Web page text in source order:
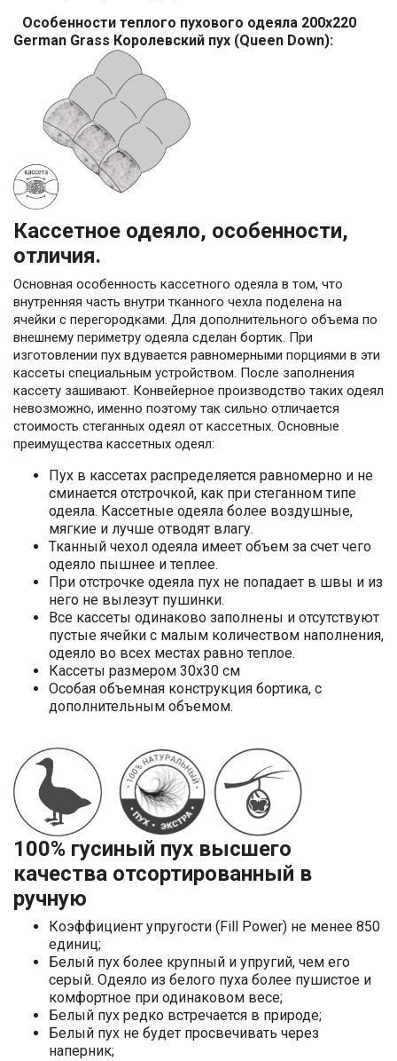
Особенности теплого пухового одеяла 200x220
German Grass Королевский пух (Queen Down):
Кассетное одеяло, особенности,
отличия.
Основная особенность кассетного одеяла в том, что
внутренняя часть внутри тканного чехла поделена на
ячейки с перегородками. Для дополнительного объема по
внешнему периметру одеяла сделан бортик. При
изготовлении пух вдувается равномерными порциями в эти
кассеты специальным устройством. После заполнения
кассету зашивают. Конвейерное производство таких одеял
невозможно, именно поэтому так сильно отличается
стоимость стеганных одеял от кассетных. Основные
преимущества кассетных одеял:
Пух в кассетах распределяется равномерно и не
сминается отстрочкой, как при стеганном типе
одеяла. Кассетные одеяла более воздушные,
мягкие и лучше отводят влагу.
Тканный чехол одеяла имеет объем за счет чего
одеяло пышнее и теплее.
При отстрочке одеяла пух не попадает в швы и из
него не вылезут пушинки.
Все кассеты одинаково заполнены и отсутствуют
пустые ячейки с малым количеством наполнения,
одеяло во всех местах равно теплое.
Кассеты размером 30х30 см
Особая объемная конструкция бортика, с
дополнительным объемом.
100% гусиный пух высшего
качества отсортированный в
ручную
Коэффициент упругости (Fill Power) не менее 850
единиц;
Белый пух более крупный и упругий, чем его
серый. Одеяло из белого пуха более пушистое и
комфортное при одинаковом весе;
Белый пух редко встречается в природе;
Белый пух не будет просвечивать через
наперник;